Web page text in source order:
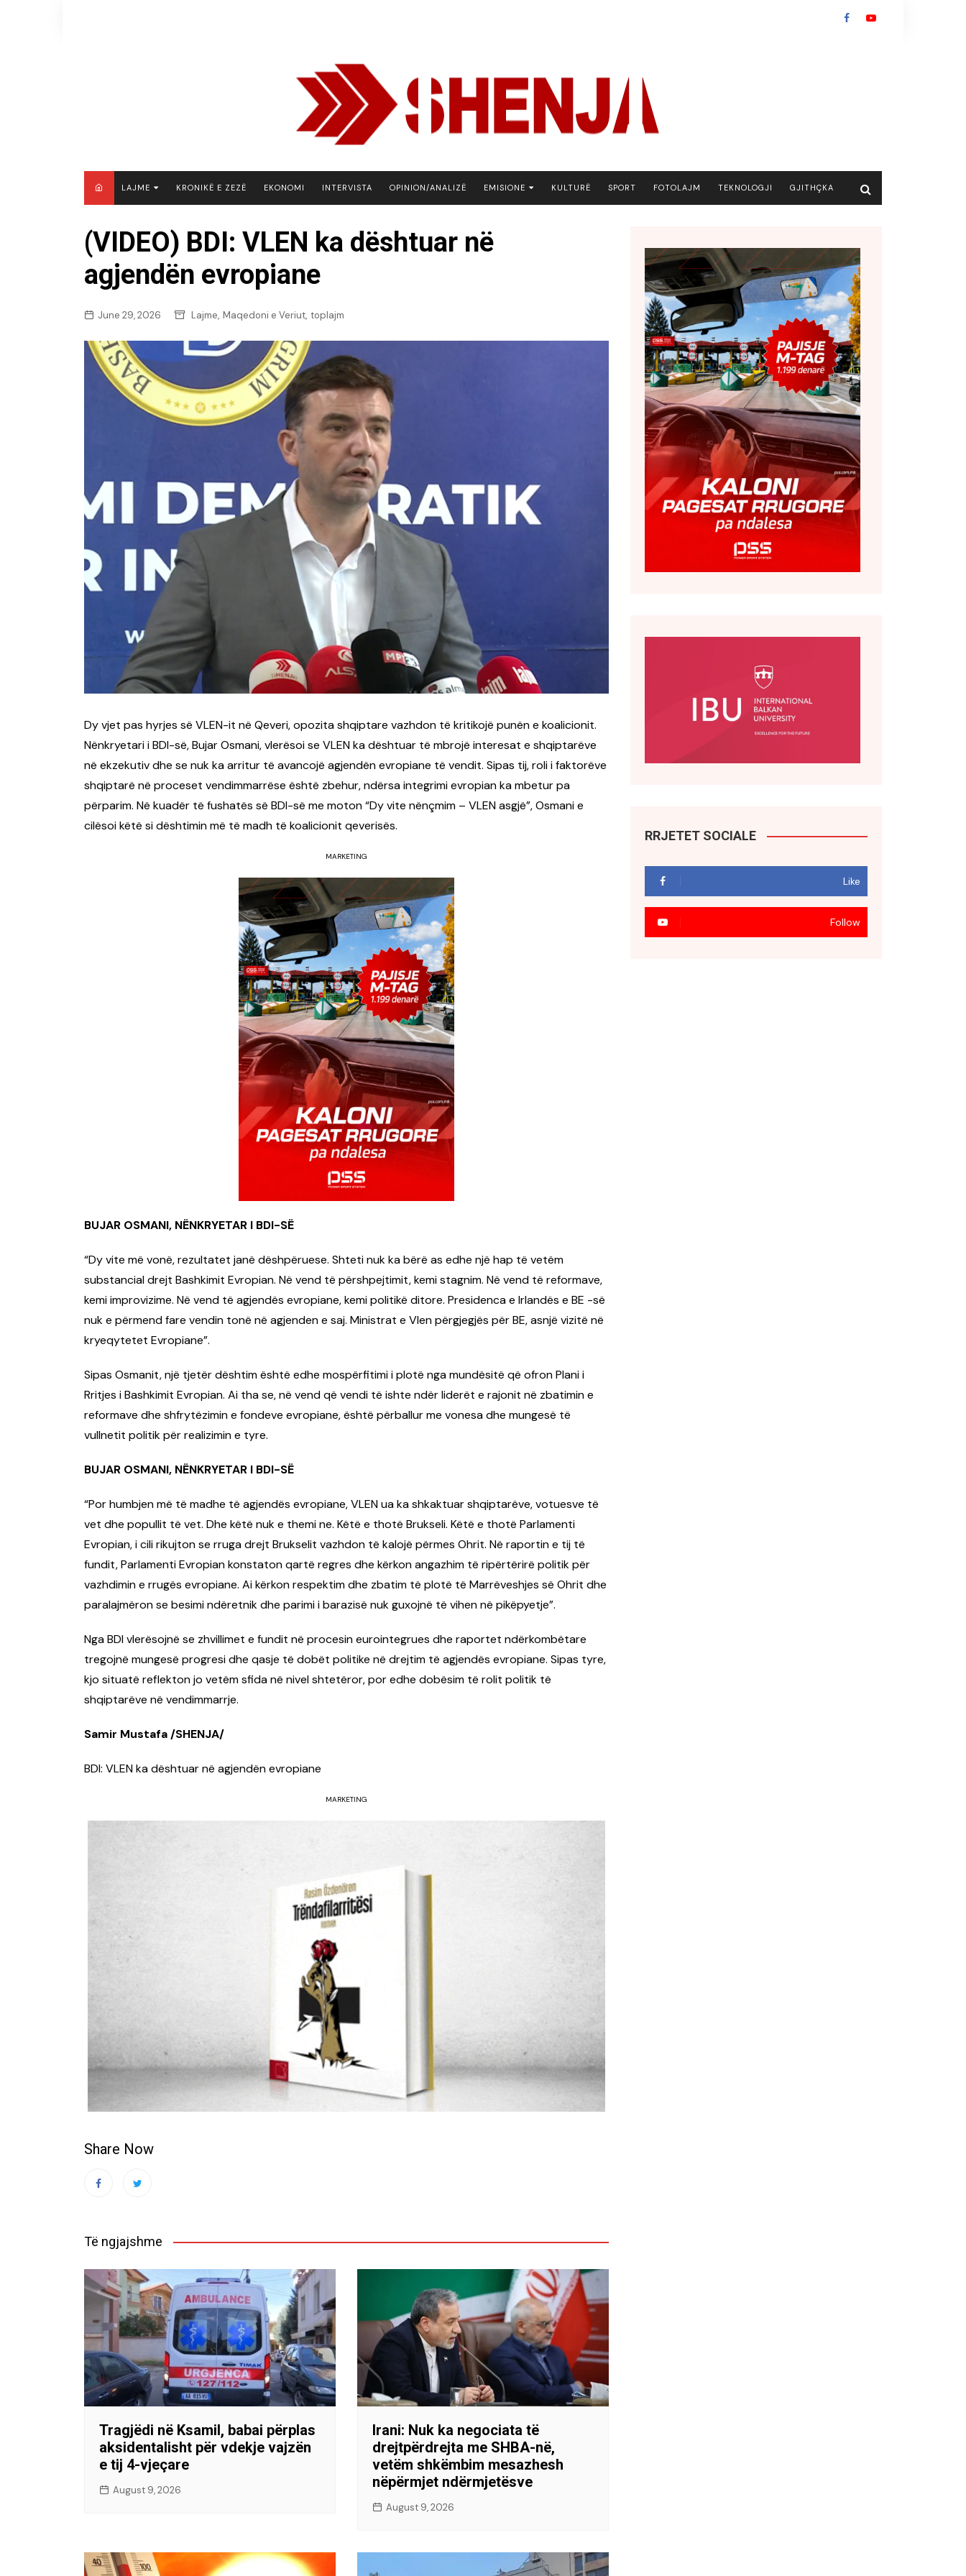
LAJME
KOSOVË
SHQIPËRI
BOTË
KRONIKË E ZEZË EKONOMI INTERVISTA OPINION/ANALIZË EMISIONE
BOTA NE FOKUS
PIKËPAMJE
RECETA E DITES
KULTURË SPORT FOTOLAJM TEKNOLOGJI GJITHÇKA
(VIDEO) BDI: VLEN ka dështuar në
agjendën evropiane
June 29, 2026 Lajme, Maqedoni e Veriut, toplajm
Dy vjet pas hyrjes së VLEN-it në Qeveri, opozita shqiptare vazhdon të kritikojë punën e koalicionit.
Nënkryetari i BDI-së, Bujar Osmani, vlerësoi se VLEN ka dështuar të mbrojë interesat e shqiptarëve
në ekzekutiv dhe se nuk ka arritur të avancojë agjendën evropiane të vendit. Sipas tij, roli i faktorëve
shqiptarë në proceset vendimmarrëse është zbehur, ndërsa integrimi evropian ka mbetur pa
përparim. Në kuadër të fushatës së BDI-së me moton “Dy vite nënçmim – VLEN asgjë”, Osmani e
cilësoi këtë si dështimin më të madh të koalicionit qeverisës.
MARKETING
BUJAR OSMANI, NËNKRYETAR I BDI-SË
“Dy vite më vonë, rezultatet janë dëshpëruese. Shteti nuk ka bërë as edhe një hap të vetëm
substancial drejt Bashkimit Evropian. Në vend të përshpejtimit, kemi stagnim. Në vend të reformave,
kemi improvizime. Në vend të agjendës evropiane, kemi politikë ditore. Presidenca e Irlandës e BE -së
nuk e përmend fare vendin tonë në agjenden e saj. Ministrat e Vlen përgjegjës për BE, asnjë vizitë në
kryeqytetet Evropiane”.
Sipas Osmanit, një tjetër dështim është edhe mospërfitimi i plotë nga mundësitë që ofron Plani i
Rritjes i Bashkimit Evropian. Ai tha se, në vend që vendi të ishte ndër liderët e rajonit në zbatimin e
reformave dhe shfrytëzimin e fondeve evropiane, është përballur me vonesa dhe mungesë të
vullnetit politik për realizimin e tyre.
BUJAR OSMANI, NËNKRYETAR I BDI-SË
“Por humbjen më të madhe të agjendës evropiane, VLEN ua ka shkaktuar shqiptarëve, votuesve të
vet dhe popullit të vet. Dhe këtë nuk e themi ne. Këtë e thotë Brukseli. Këtë e thotë Parlamenti
Evropian, i cili rikujton se rruga drejt Brukselit vazhdon të kalojë përmes Ohrit. Në raportin e tij të
fundit, Parlamenti Evropian konstaton qartë regres dhe kërkon angazhim të ripërtërirë politik për
vazhdimin e rrugës evropiane. Ai kërkon respektim dhe zbatim të plotë të Marrëveshjes së Ohrit dhe
paralajmëron se besimi ndëretnik dhe parimi i barazisë nuk guxojnë të vihen në pikëpyetje”.
Nga BDI vlerësojnë se zhvillimet e fundit në procesin eurointegrues dhe raportet ndërkombëtare
tregojnë mungesë progresi dhe qasje të dobët politike në drejtim të agjendës evropiane. Sipas tyre,
kjo situatë reflekton jo vetëm sfida në nivel shtetëror, por edhe dobësim të rolit politik të
shqiptarëve në vendimmarrje.
Samir Mustafa /SHENJA/
BDI: VLEN ka dështuar në agjendën evropiane
MARKETING
Share Now
Të ngjajshme
Tragjëdi në Ksamil, babai përplas
aksidentalisht për vdekje vajzën
e tij 4-vjeçare
August 9, 2026
Irani: Nuk ka negociata të
drejtpërdrejta me SHBA-në,
vetëm shkëmbim mesazhesh
nëpërmjet ndërmjetësve
August 9, 2026
RRJETET SOCIALE
Like
Follow